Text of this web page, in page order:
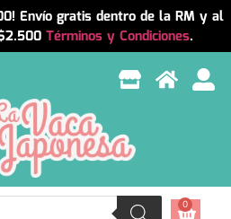
Envío gratis dentro de la RM y al
Términos y Condiciones.
0